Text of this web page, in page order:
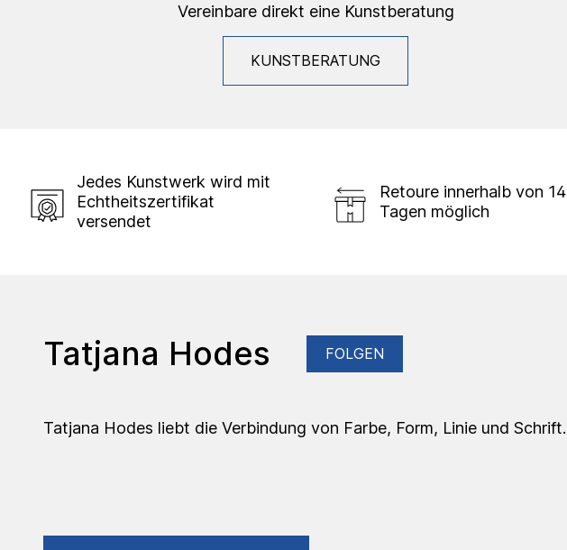
Vereinbare direkt eine Kunstberatung
KUNSTBERATUNG
Jedes Kunstwerk wird mit
Echtheitszertifikat
versendet
Retoure innerhalb von 14
Tagen möglich
Tatjana Hodes FOLGEN
Tatjana Hodes liebt die Verbindung von Farbe, Form, Linie und Schrift.